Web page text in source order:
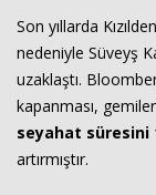
Son yıllarda
nedeniyle Süveyş
uzaklaştı.
kapanması,
seyahat süresini
artırmıştır.